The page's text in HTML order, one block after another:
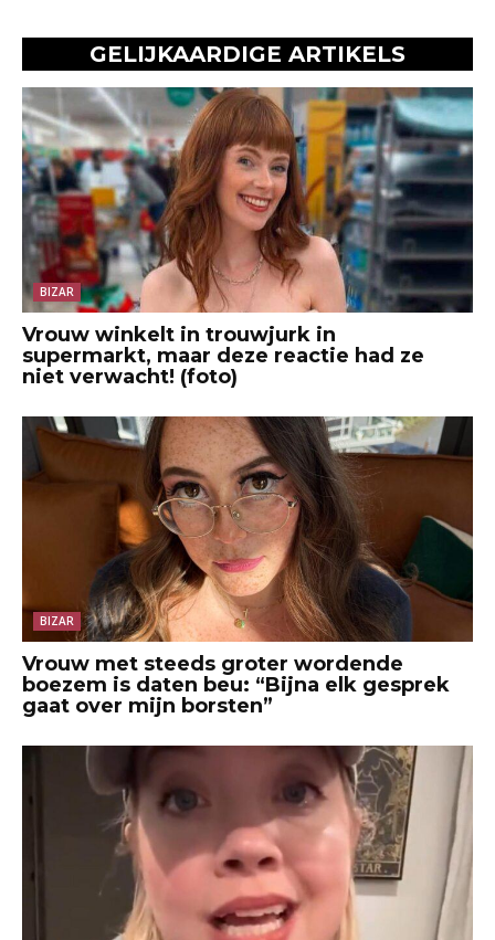
GELIJKAARDIGE ARTIKELS
BIZAR
Vrouw winkelt in trouwjurk in
supermarkt, maar deze reactie had ze
niet verwacht! (foto)
BIZAR
Vrouw met steeds groter wordende
boezem is daten beu: “Bijna elk gesprek
gaat over mijn borsten”